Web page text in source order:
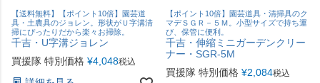
【送料無料】【ポイント10倍】園芸道
具・土農具のジョレン。形状がＵ字溝清
掃にぴったりだから楽々お掃除。
千吉・U字溝ジョレン
買援隊 特別価格 ¥4,048税込
【ポイント10倍】園芸道具・清掃具のク
マデＳＧＲ－５Ｍ。小型サイズで持ち運
び、保管に便利。
千吉・伸縮ミニガーデンクリー
ナー・SGR-5M
買援隊 特別価格 ¥2,084税込